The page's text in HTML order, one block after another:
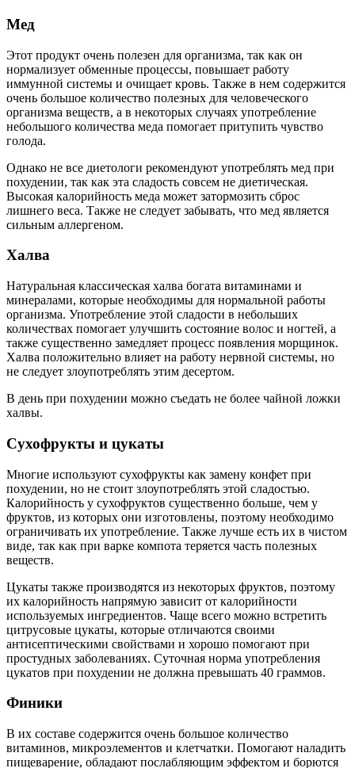
Мед
Этот продукт очень полезен для организма, так как он
нормализует обменные процессы, повышает работу
иммунной системы и очищает кровь. Также в нем содержится
очень большое количество полезных для человеческого
организма веществ, а в некоторых случаях употребление
небольшого количества меда помогает притупить чувство
голода.
Однако не все диетологи рекомендуют употреблять мед при
похудении, так как эта сладость совсем не диетическая.
Высокая калорийность меда может затормозить сброс
лишнего веса. Также не следует забывать, что мед является
сильным аллергеном.
Халва
Натуральная классическая халва богата витаминами и
минералами, которые необходимы для нормальной работы
организма. Употребление этой сладости в небольших
количествах помогает улучшить состояние волос и ногтей, а
также существенно замедляет процесс появления морщинок.
Халва положительно влияет на работу нервной системы, но
не следует злоупотреблять этим десертом.
В день при похудении можно съедать не более чайной ложки
халвы.
Сухофрукты и цукаты
Многие используют сухофрукты как замену конфет при
похудении, но не стоит злоупотреблять этой сладостью.
Калорийность у сухофруктов существенно больше, чем у
фруктов, из которых они изготовлены, поэтому необходимо
ограничивать их употребление. Также лучше есть их в чистом
виде, так как при варке компота теряется часть полезных
веществ.
Цукаты также производятся из некоторых фруктов, поэтому
их калорийность напрямую зависит от калорийности
используемых ингредиентов. Чаще всего можно встретить
цитрусовые цукаты, которые отличаются своими
антисептическими свойствами и хорошо помогают при
простудных заболеваниях. Суточная норма употребления
цукатов при похудении не должна превышать 40 граммов.
Финики
В их составе содержится очень большое количество
витаминов, микроэлементов и клетчатки. Помогают наладить
пищеварение, обладают послабляющим эффектом и борются